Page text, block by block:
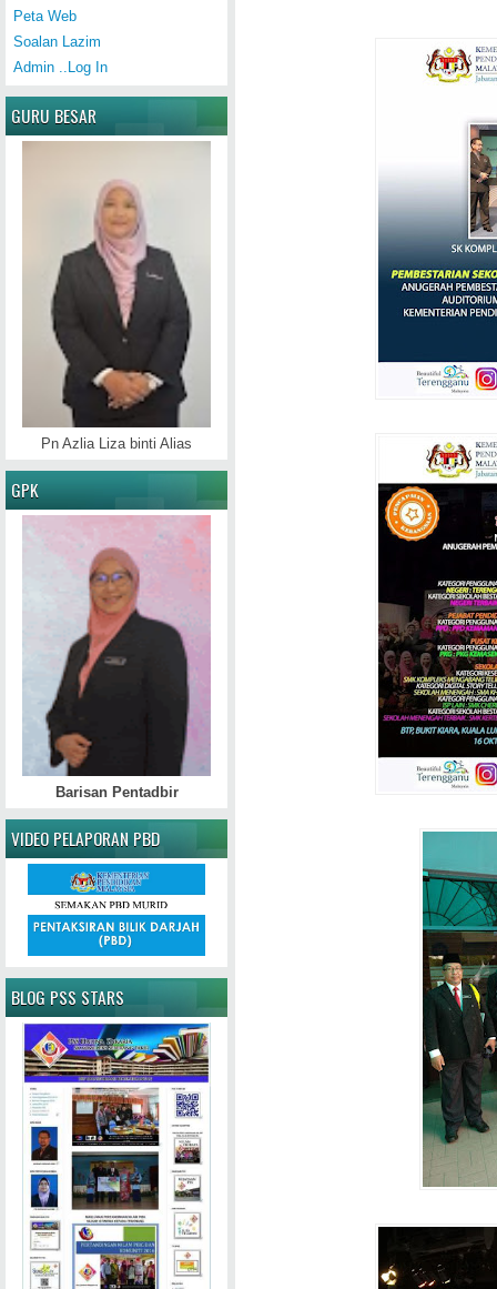
Peta Web
Soalan Lazim
Admin ..Log In
GURU BESAR
Pn Azlia Liza binti Alias
GPK
Barisan Pentadbir
VIDEO PELAPORAN PBD
BLOG PSS STARS